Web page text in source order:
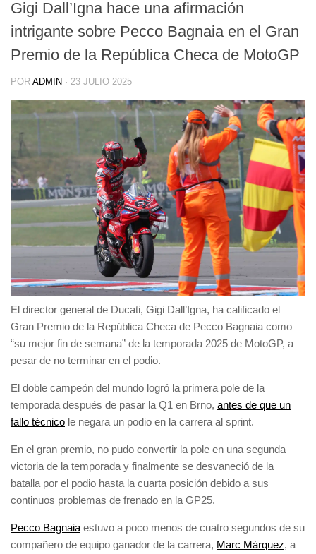
Gigi Dall’Igna hace una afirmación
intrigante sobre Pecco Bagnaia en el Gran
Premio de la República Checa de MotoGP
POR ADMIN · 23 JULIO 2025
El director general de Ducati, Gigi Dall’Igna, ha calificado el
Gran Premio de la República Checa de Pecco Bagnaia como
“su mejor fin de semana” de la temporada 2025 de MotoGP, a
pesar de no terminar en el podio.
El doble campeón del mundo logró la primera pole de la
temporada después de pasar la Q1 en Brno, antes de que un
fallo técnico le negara un podio en la carrera al sprint.
En el gran premio, no pudo convertir la pole en una segunda
victoria de la temporada y finalmente se desvaneció de la
batalla por el podio hasta la cuarta posición debido a sus
continuos problemas de frenado en la GP25.
Pecco Bagnaia estuvo a poco menos de cuatro segundos de su
compañero de equipo ganador de la carrera, Marc Márquez, a